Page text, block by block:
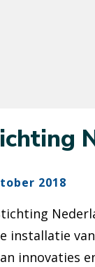
2018
installatie
innovaties